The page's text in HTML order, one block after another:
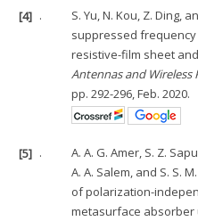
[4] .
S. Yu, N. Kou, Z. Ding,
suppressed
resistive-film sheet
Antennas and
pp. 292-296, Feb. 2020.
[5] .
A. A. G. Amer, S. Z.
A. A. Salem, and S. S.
of polarization-
metasurface absorber